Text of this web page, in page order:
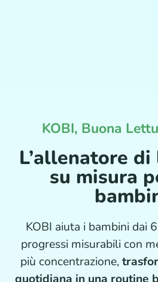
KOBI, Buona
L’allenatore
su misura
KOBI aiuta i bambini dai
progressi misurabili con
più concentrazione,
quotidiana in una routine